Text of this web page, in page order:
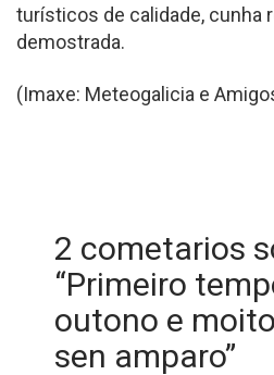
turísticos de calidade, cunha
demostrada.
(Imaxe: Meteogalicia e
2 cometarios
“Primeiro
outono e
sen amparo”